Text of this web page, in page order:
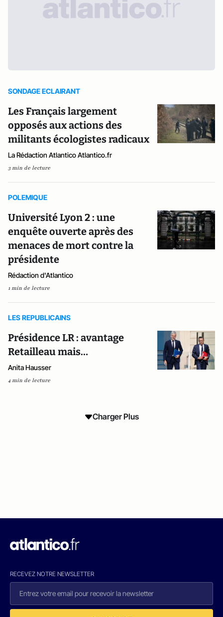
SONDAGE ECLAIRANT
Les Français largement
opposés aux actions des
militants écologistes radicaux
La Rédaction Atlantico Atlantico.fr
3 min de lecture
POLEMIQUE
Université Lyon 2 : une
enquête ouverte après des
menaces de mort contre la
présidente
Rédaction d'Atlantico
1 min de lecture
LES REPUBLICAINS
Présidence LR : avantage
Retailleau mais…
Anita Hausser
4 min de lecture
Charger Plus
RECEVEZ NOTRE NEWSLETTER